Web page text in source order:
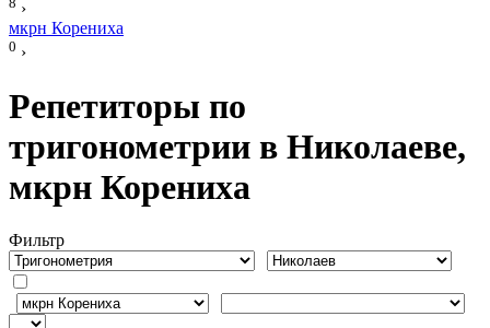
›
мкрн Корениха
0 ›
Репетиторы по
тригонометрии в Николаеве,
мкрн Корениха
Фильтр